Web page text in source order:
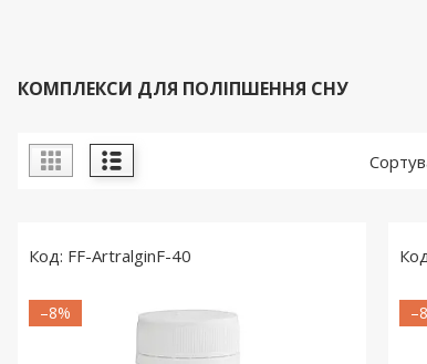
КОМПЛЕКСИ ДЛЯ ПОЛІПШЕННЯ СНУ
FF-ArtralginF-40
–8%